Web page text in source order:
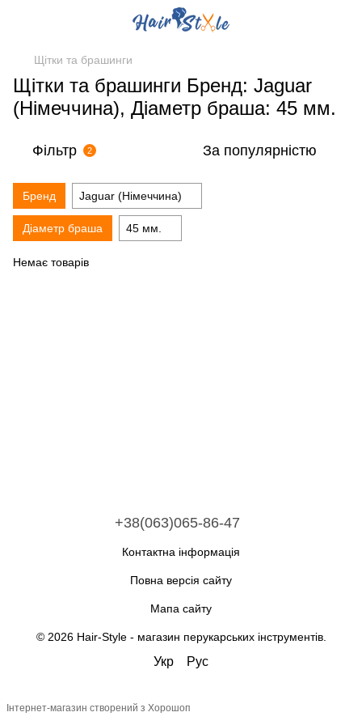
Щітки та брашинги
Щітки та брашинги Бренд: Jaguar
(Німеччина), Діаметр браша: 45 мм.
Фільтр 2 За популярністю
Бренд Jaguar (Німеччина)
Діаметр браша 45 мм.
Немає товарів
+38(063)065-86-47
Контактна інформація
Повна версія сайту
Мапа сайту
© 2026 Hair-Style - магазин перукарських інструментів.
Укр Рус
Інтернет-магазин створений з Хорошоп